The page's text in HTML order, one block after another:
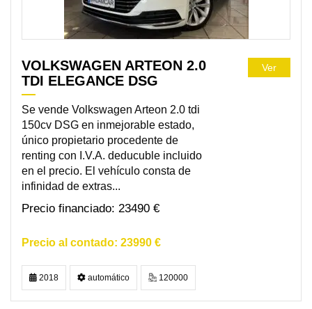
VOLKSWAGEN ARTEON 2.0
TDI ELEGANCE DSG
Se vende Volkswagen Arteon 2.0 tdi
150cv DSG en inmejorable estado,
único propietario procedente de
renting con I.V.A. deducuble incluido
en el precio. El vehículo consta de
infinidad de extras...
23490 €
23990 €
Ver
2018 automático 120000